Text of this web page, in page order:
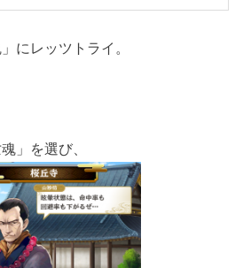
にレッツトライ。
」を選び、